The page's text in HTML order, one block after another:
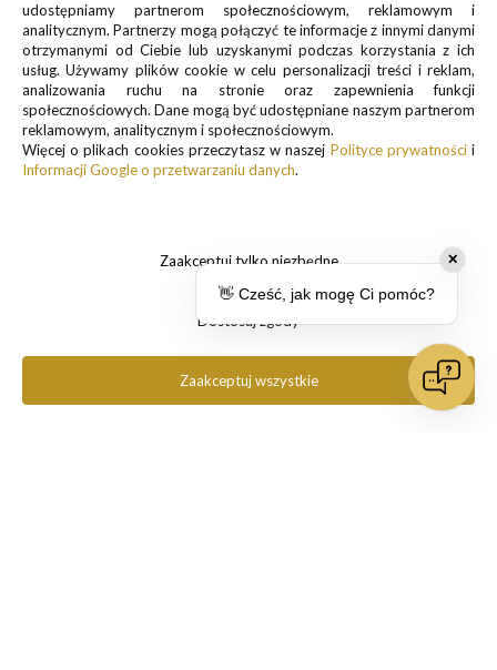
Produkty powiązane
Szkło hartowane 3mk HardGlass Max do iPhone 15 Pro
85,00 zł
do koszyka
✕
👋 Cześć, jak mogę Ci pomóc?
udostępniamy partnerom społecznościowym, reklamowym i
analitycznym. Partnerzy mogą połączyć te informacje z innymi danymi
otrzymanymi od Ciebie lub uzyskanymi podczas korzystania z ich
usług. Używamy plików cookie w celu personalizacji treści i reklam,
analizowania ruchu na stronie oraz zapewnienia funkcji
społecznościowych. Dane mogą być udostępniane naszym partnerom
reklamowym, analitycznym i społecznościowym.
Więcej o plikach cookies przeczytasz w naszej Polityce prywatnościi
Informacji Google o przetwarzaniu danych.
Zaakceptuj tylko niezbędne
Dostosuj zgody
Zaakceptuj wszystkie